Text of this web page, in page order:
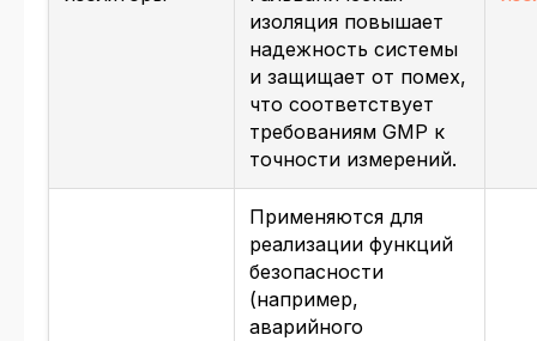
изоляция повышает
надежность системы
и защищает от помех,
что соответствует
требованиям GMP к
точности измерений.
Применяются для
реализации функций
безопасности
(например,
аварийного